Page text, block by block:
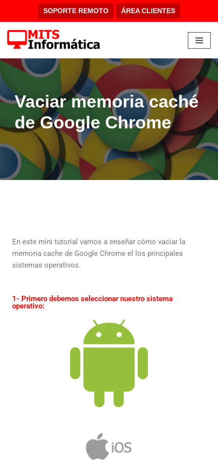
contenido
SOPORTE REMOTO ÁREA CLIENTES
Vaciar memoria caché
de Google Chrome
En este mini tutorial vamos a enseñar cómo vaciar la
memoria cache de Google Chrome el los principales
sistemas operativos.
1- Primero debemos seleccionar nuestro sistema
operativo: